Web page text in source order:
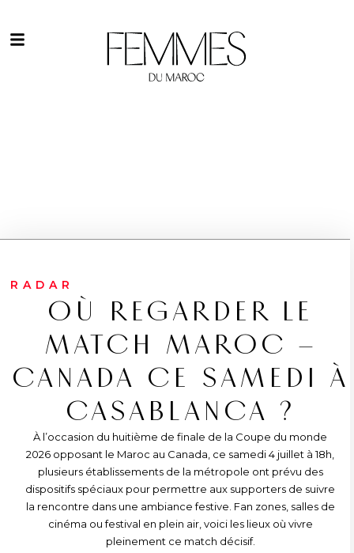
RADAR
OÙ REGARDER LE
MATCH MAROC –
CANADA CE SAMEDI À
CASABLANCA ?
À l’occasion du huitième de finale de la Coupe du monde
2026 opposant le Maroc au Canada, ce samedi 4 juillet à 18h,
plusieurs établissements de la métropole ont prévu des
dispositifs spéciaux pour permettre aux supporters de suivre
la rencontre dans une ambiance festive. Fan zones, salles de
cinéma ou festival en plein air, voici les lieux où vivre
pleinement ce match décisif.